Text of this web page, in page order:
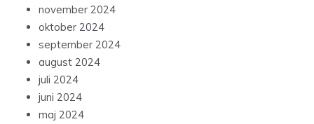
november 2024
oktober 2024
september 2024
august 2024
juli 2024
juni 2024
maj 2024